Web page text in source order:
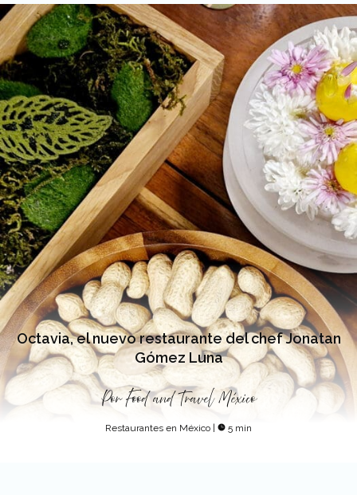
Octavia, el nuevo restaurante del chef Jonatan
Gómez Luna
Por Food and Travel México
Restaurantes en México | 5 min